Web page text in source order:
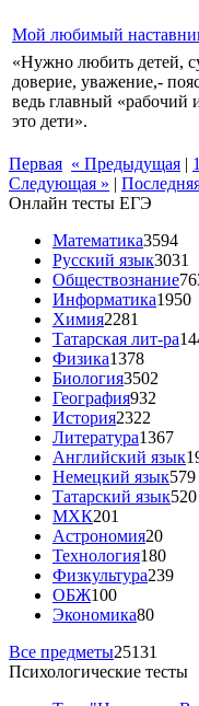
Мой любимый
«Нужно любить детей,
доверие, уважение,-
ведь главный «рабочий
это дети».
Первая « Предыдущая | 1
Следующая » |
Онлайн тесты ЕГЭ
Математика3594
Русский язык3031
Обществознание
Информатика1950
Химия2281
Татарская лит-ра
Физика1378
Биология3502
География932
История2322
Литература1367
Английский язык
Немецкий язык579
Татарский язык520
МХК201
Астрономия20
Технология180
Физкультура239
ОБЖ100
Экономика80
Все предметы25131
Психологические тесты